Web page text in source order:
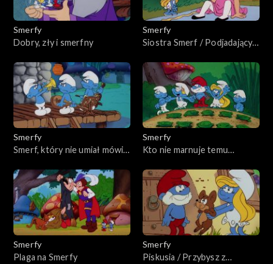
Smerfy
Dobry, zły i smerfny
Smerfy
Siostra Smerf / Podjadający
Smerfy
Smerf, który nie umiał mówić
Smerfy
Kto nie marnuje temu
rozterki
Smerfy
Plaga na Smerfy
Smerfy
Piskusia / Przybysz z